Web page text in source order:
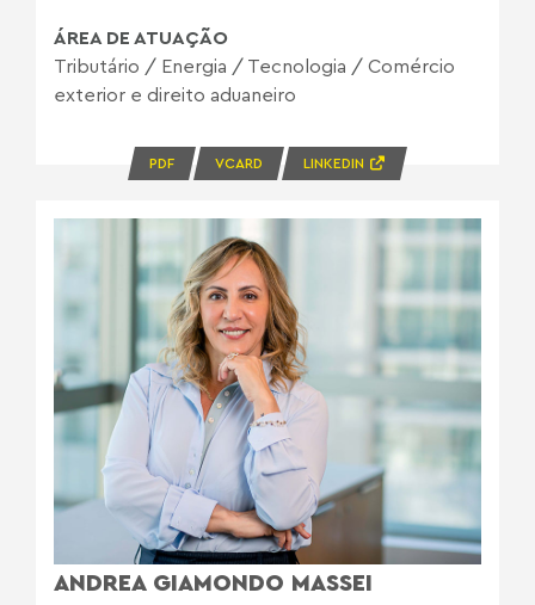
ÁREA DE ATUAÇÃO
Tributário / Energia / Tecnologia / Comércio
exterior e direito aduaneiro
PDF VCARD LINKEDIN
ANDREA GIAMONDO MASSEI